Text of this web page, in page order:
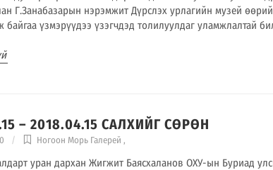
Г.Занабазарын нэрэмжит Дүрслэх урлагийн музей
байгаа үзмэрүүдээ үзэгчдэд толилуулдаг уламжлалтай
– 2018.04.15 САЛХИЙГ СӨРӨН
Ногоон Морь Галерей ,
уран дархан Жигжит Баясхаланов ОХУ-ын Буриад